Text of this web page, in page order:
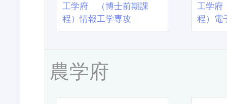
工学府 （博士前期課
程）情報工学専攻
工学
程）電
農学府